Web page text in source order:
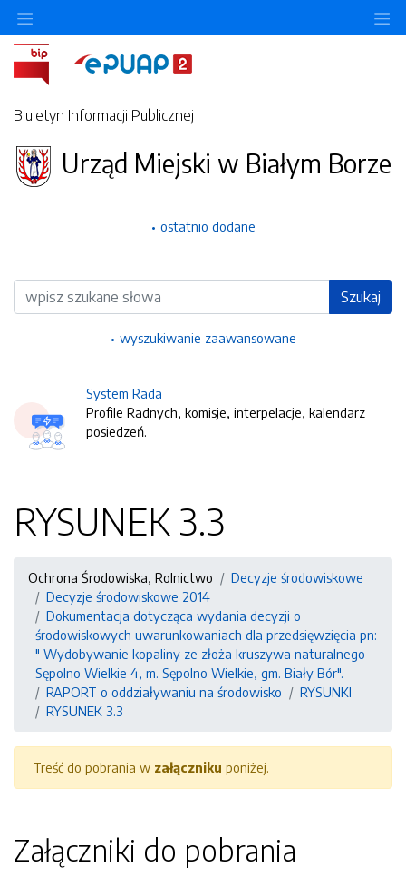
Biuletyn Informacji Publicznej
Urząd Miejski w Białym Borze
ostatnio dodane
Wyszukiwarka Szukaj
wyszukiwanie zaawansowane
System Rada
Profile Radnych, komisje, interpelacje, kalendarz
posiedzeń.
RYSUNEK 3.3
Ochrona Środowiska, Rolnictwo
Decyzje środowiskowe
Decyzje środowiskowe 2014
Dokumentacja dotycząca wydania decyzji o
środowiskowych uwarunkowaniach dla przedsięwzięcia pn:
" Wydobywanie kopaliny ze złoża kruszywa naturalnego
Sępolno Wielkie 4, m. Sępolno Wielkie, gm. Biały Bór".
RAPORT o oddziaływaniu na środowisko
RYSUNKI
RYSUNEK 3.3
Treść do pobrania w załączniku poniżej.
Załączniki do pobrania